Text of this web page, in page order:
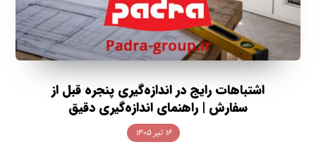
اشتباهات رایج در اندازه‌گیری پنجره قبل از
سفارش | راهنمای اندازه‌گیری دقیق
۱۶ تیر ۱۴۰۵